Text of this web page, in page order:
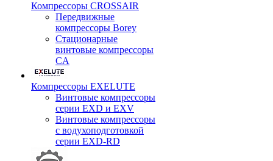
Компрессоры CROSSAIR
Передвижные
компрессоры Borey
Стационарные
винтовые компрессоры
CA
Компрессоры EXELUTE
Винтовые компрессоры
серии EXD и EXV
Винтовые компрессоры
с водухоподготовкой
серии EXD-RD